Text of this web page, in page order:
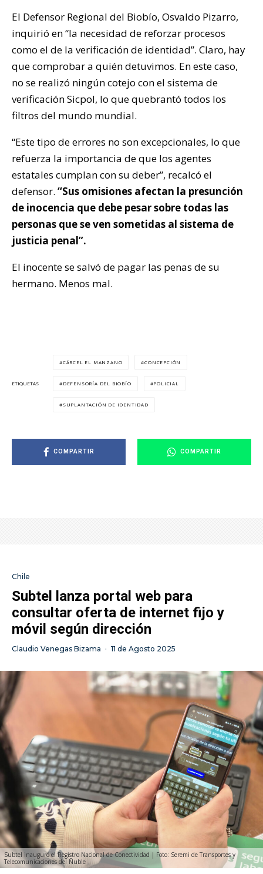
El Defensor Regional del Biobío, Osvaldo Pizarro,
inquirió en “la necesidad de reforzar procesos
como el de la verificación de identidad”. Claro, hay
que comprobar a quién detuvimos. En este caso,
no se realizó ningún cotejo con el sistema de
verificación Sicpol, lo que quebrantó todos los
filtros del mundo mundial.
“Este tipo de errores no son excepcionales, lo que
refuerza la importancia de que los agentes
estatales cumplan con su deber”, recalcó el
defensor. “Sus omisiones afectan la presunción
de inocencia que debe pesar sobre todas las
personas que se ven sometidas al sistema de
justicia penal”.
El inocente se salvó de pagar las penas de su
hermano. Menos mal.
ETIQUETAS
CÁRCEL EL MANZANO CONCEPCIÓN
DEFENSORÍA DEL BIOBÍO POLICIAL
SUPLANTACIÓN DE IDENTIDAD
COMPARTIR COMPARTIR
Chile
Subtel lanza portal web para
consultar oferta de internet fijo y
móvil según dirección
Claudio Venegas Bizama · 11 de Agosto 2025
Subtel inauguró el Registro Nacional de Conectividad | Foto: Seremi de Transportes y
Telecomunicaciones del Ñuble